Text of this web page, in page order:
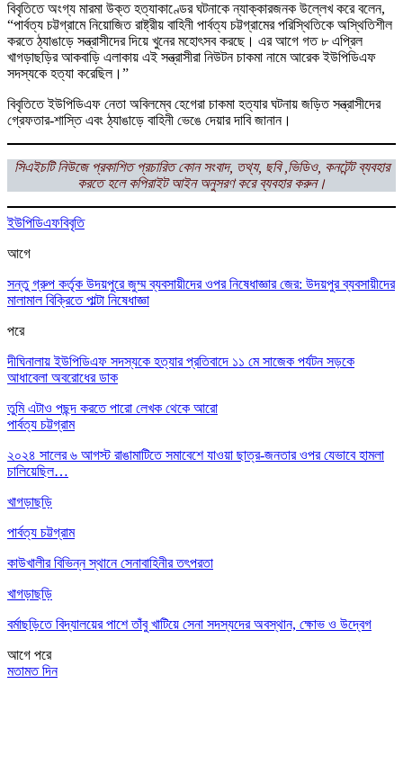
বিবৃতিতে অংগ্য মারমা উক্ত হত্যাকাণ্ডের ঘটনাকে ন্যাক্কারজনক উল্লেখ করে বলেন,
“পার্বত্য চট্টগ্রামে নিয়োজিত রাষ্ট্রীয় বাহিনী পার্বত্য চট্টগ্রামের পরিস্থিতিকে অস্থিতিশীল
করতে ঠ্যাঙাড়ে সন্ত্রাসীদের দিয়ে খুনের মহোৎসব করছে। এর আগে গত ৮ এপ্রিল
খাগড়াছড়ির আকবাড়ি এলাকায় এই সন্ত্রাসীরা নিউটন চাকমা নামে আরেক ইউপিডিএফ
সদস্যকে হত্যা করেছিল।”
বিবৃতিতে ইউপিডিএফ নেতা অবিলম্বে হেগেরা চাকমা হত্যার ঘটনায় জড়িত সন্ত্রাসীদের
গ্রেফতার-শাস্তি এবং ঠ্যাঙাড়ে বাহিনী ভেঙে দেয়ার দাবি জানান।
সিএইচটি নিউজে প্রকাশিত প্রচারিত কোন সংবাদ, তথ্য, ছবি ,ভিডিও, কনটেন্ট ব্যবহার
করতে হলে কপিরাইট আইন অনুসরণ করে ব্যবহার করুন।
ইউপিডিএফবিবৃতি
আগে
সন্তু গ্রুপ কর্তৃক উদয়পুরে জুম্ম ব্যবসায়ীদের ওপর নিষেধাজ্ঞার জের: উদয়পুর ব্যবসায়ীদের
মালামাল বিক্রিতে পাল্টা নিষেধাজ্ঞা
পরে
দীঘিনালায় ইউপিডিএফ সদস্যকে হত্যার প্রতিবাদে ১১ মে সাজেক পর্যটন সড়কে
আধাবেলা অবরোধের ডাক
তুমি এটাও পছন্দ করতে পারো লেখক থেকে আরো
পার্বত্য চট্টগ্রাম
২০২৪ সালের ৬ আগস্ট রাঙামাটিতে সমাবেশে যাওয়া ছাত্র-জনতার ওপর যেভাবে হামলা
চালিয়েছিল…
খাগড়াছড়ি
পার্বত্য চট্টগ্রাম
কাউখালীর বিভিন্ন স্থানে সেনাবাহিনীর তৎপরতা
খাগড়াছড়ি
বর্মাছড়িতে বিদ্যালয়ের পাশে তাঁবু খাটিয়ে সেনা সদস্যদের অবস্থান, ক্ষোভ ও উদ্বেগ
আগে পরে
মতামত দিন